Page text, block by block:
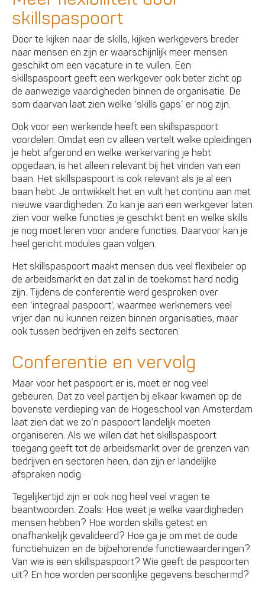
skillspaspoort
Door te kijken naar de skills, kijken werkgevers breder
naar mensen en zijn er waarschijnlijk meer mensen
geschikt om een vacature in te vullen. Een
skillspaspoort geeft een werkgever ook beter zicht op
de aanwezige vaardigheden binnen de organisatie. De
som daarvan laat zien welke ‘skills gaps’ er nog zijn.
Ook voor een werkende heeft een skillspaspoort
voordelen. Omdat een cv alleen vertelt welke opleidingen
je hebt afgerond en welke werkervaring je hebt
opgedaan, is het alleen relevant bij het vinden van een
baan. Het skillspaspoort is ook relevant als je al een
baan hebt. Je ontwikkelt het en vult het continu aan met
nieuwe vaardigheden. Zo kan je aan een werkgever laten
zien voor welke functies je geschikt bent en welke skills
je nog moet leren voor andere functies. Daarvoor kan je
heel gericht modules gaan volgen.
Het skillspaspoort maakt mensen dus veel flexibeler op
de arbeidsmarkt en dat zal in de toekomst hard nodig
zijn. Tijdens de conferentie werd gesproken over
een ‘integraal paspoort’, waarmee werknemers veel
vrijer dan nu kunnen reizen binnen organisaties, maar
ook tussen bedrijven en zelfs sectoren.
Conferentie en vervolg
Maar voor het paspoort er is, moet er nog veel
gebeuren. Dat zo veel partijen bij elkaar kwamen op de
bovenste verdieping van de Hogeschool van Amsterdam
laat zien dat we zo’n paspoort landelijk moeten
organiseren. Als we willen dat het skillspaspoort
toegang geeft tot de arbeidsmarkt over de grenzen van
bedrijven en sectoren heen, dan zijn er landelijke
afspraken nodig.
Tegelijkertijd zijn er ook nog heel veel vragen te
beantwoorden. Zoals: Hoe weet je welke vaardigheden
mensen hebben? Hoe worden skills getest en
onafhankelijk gevalideerd? Hoe ga je om met de oude
functiehuizen en de bijbehorende functiewaarderingen?
Van wie is een skillspaspoort? Wie geeft de paspoorten
uit? En hoe worden persoonlijke gegevens beschermd?